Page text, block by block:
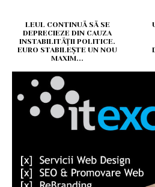
LEUL CONTINUĂ SĂ SE
DEPRECIEZE DIN CAUZA
INSTABILITĂȚII POLITICE.
EURO STABILEȘTE UN NOU
MAXIM...